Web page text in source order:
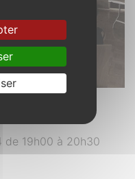
de 19h00 à 20h30